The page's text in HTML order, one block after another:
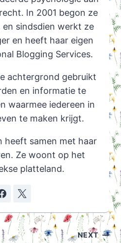
In 2001 begon ze
en sindsdien werkt ze
en heeft haar eigen
Blogging Services.
achtergrond gebruikt
en informatie te
waarmee iedereen in
te maken krijgt.
heeft samen met haar
Ze woont op het
platteland.
NEXT